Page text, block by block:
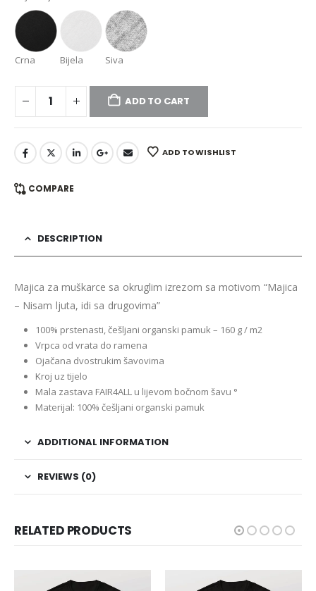
Crna Bijela Siva
ADD TO CART
ADD TO WISHLIST
COMPARE
DESCRIPTION
Majica za muškarce sa okruglim izrezom sa motivom “Majica
– Nisam ljuta, idi sa drugovima”
100% prstenasti, češljani organski pamuk – 160 g / m2
Vrpca od vrata do ramena
Ojačana dvostrukim šavovima
Kroj uz tijelo
Mala zastava FAIR4ALL u lijevom bočnom šavu °
Materijal: 100% češljani organski pamuk
ADDITIONAL INFORMATION
REVIEWS (0)
RELATED PRODUCTS